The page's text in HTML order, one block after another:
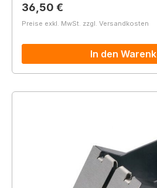
Regulärer Preis:
36,50 €
Preise exkl. MwSt. zzgl. Versandkosten
In den